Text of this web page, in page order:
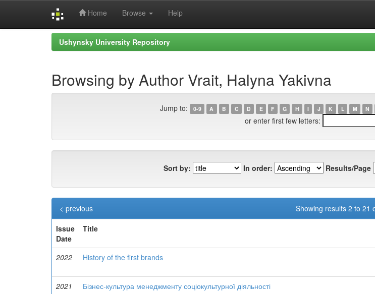
Home Browse Help
Ushynsky University Repository
Browsing by Author Vrait, Halyna Yakivna
Jump to: 0-9 A B C D E F G H I J K L M N
or enter first few letters:
Sort by: In order: Results/Page
Showing results 2 to 21
< previous
Issue
Date
Title
2022 History of the first brands
2021
Бізнес-культура менеджменту соціокультурної діяльності